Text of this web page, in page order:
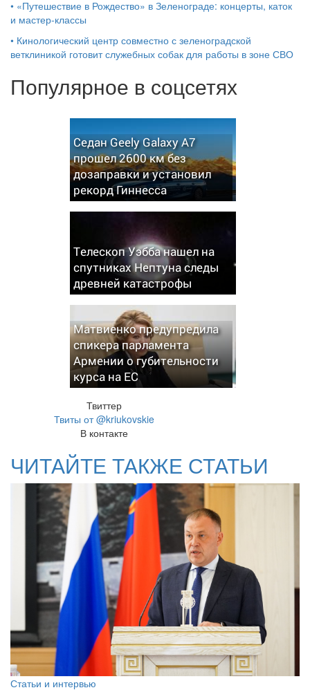
• «Путешествие в Рождество» в Зеленограде: концерты, каток
и мастер‑классы
• Кинологический центр совместно с зеленоградской
ветклиникой готовит служебных собак для работы в зоне СВО
Популярное в соцсетях
Седан Geely Galaxy A7
прошел 2600 км без
дозаправки и установил
рекорд Гиннесса
Телескоп Уэбба нашел на
спутниках Нептуна следы
древней катастрофы
Матвиенко предупредила
спикера парламента
Армении о губительности
курса на ЕС
Твиттер
Твиты от @kriukovskie
В контакте
ЧИТАЙТЕ ТАКЖЕ СТАТЬИ
Статьи и интервью